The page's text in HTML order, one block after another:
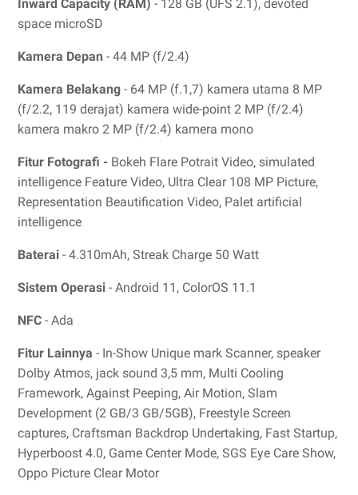
Inward Capacity (RAM) - 128 GB (UFS 2.1), devoted
space microSD
Kamera Depan - 44 MP (f/2.4)
Kamera Belakang - 64 MP (f.1,7) kamera utama 8 MP
(f/2.2, 119 derajat) kamera wide-point 2 MP (f/2.4)
kamera makro 2 MP (f/2.4) kamera mono
Fitur Fotografi - Bokeh Flare Potrait Video, simulated
intelligence Feature Video, Ultra Clear 108 MP Picture,
Representation Beautification Video, Palet artificial
intelligence
Baterai - 4.310mAh, Streak Charge 50 Watt
Sistem Operasi - Android 11, ColorOS 11.1
NFC - Ada
Fitur Lainnya - In-Show Unique mark Scanner, speaker
Dolby Atmos, jack sound 3,5 mm, Multi Cooling
Framework, Against Peeping, Air Motion, Slam
Development (2 GB/3 GB/5GB), Freestyle Screen
captures, Craftsman Backdrop Undertaking, Fast Startup,
Hyperboost 4.0, Game Center Mode, SGS Eye Care Show,
Oppo Picture Clear Motor